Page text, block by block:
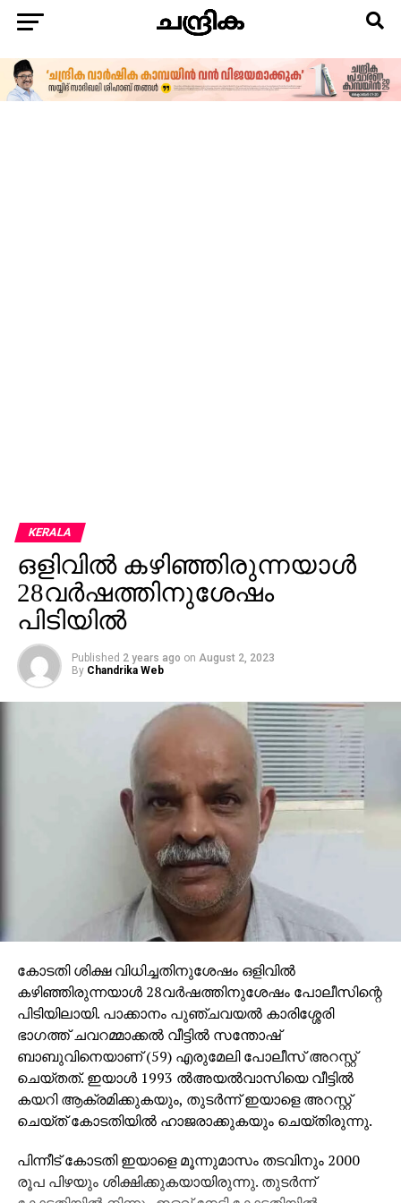
KERALA
ഒളിവില്‍ കഴിഞ്ഞിരുന്നയാള്‍
28വര്‍ഷത്തിനുശേഷം
പിടിയില്‍
Published 2 years ago on August 2, 2023
By Chandrika Web
കോടതി ശിക്ഷ വിധിച്ചതിനുശേഷം ഒളിവില്‍
കഴിഞ്ഞിരുന്നയാള്‍ 28വര്‍ഷത്തിനുശേഷം പോലീസിന്റെ
പിടിയിലായി. പാക്കാനം പുഞ്ചവയല്‍ കാരിശ്ശേരി
ഭാഗത്ത് ചവറമ്മാക്കല്‍ വീട്ടില്‍ സന്തോഷ്
ബാബുവിനെയാണ് (59) എരുമേലി പോലീസ് അറസ്റ്റ്
ചെയ്തത്. ഇയാള്‍ 1993 ല്‍അയല്‍വാസിയെ വീട്ടില്‍
കയറി ആക്രമിക്കുകയും, തുടര്‍ന്ന് ഇയാളെ അറസ്റ്റ്
ചെയ്ത് കോടതിയില്‍ ഹാജരാക്കുകയും ചെയ്തിരുന്നു.
പിന്നീട് കോടതി ഇയാളെ മൂന്നുമാസം തടവിനും 2000
രൂപ പിഴയും ശിക്ഷിക്കുകയായിരുന്നു. തുടര്‍ന്ന്